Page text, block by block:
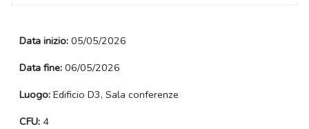
Data inizio: 05/05/2026
Data fine: 06/05/2026
Luogo: Edificio D3, Sala conferenze
CFU: 4